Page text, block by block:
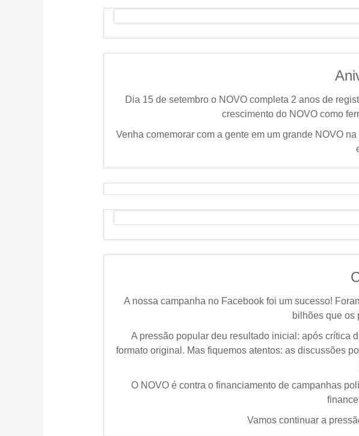
Dia 15 de setembro o NOVO completa 2 anos de
crescimento do NOVO como
Venha comemorar com a gente em um grande NOVO
A nossa campanha no Facebook foi um sucesso!
bilhões que os
A pressão popular deu resultado inicial: após crítica
formato original. Mas fiquemos atentos: as discussões
O NOVO é contra o financiamento de campanhas
Vamos continuar a